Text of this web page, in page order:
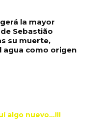
la mayor
Sebastião
su muerte,
agua como origen
algo nuevo...!!!